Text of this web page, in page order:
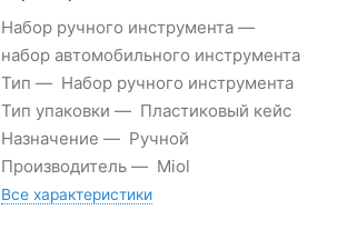
Набор ручного инструмента
набор автомобильного инструмента
Тип
Набор ручного инструмента
Тип упаковки
Пластиковый кейс
Назначение
Ручной
Производитель
Miol
Все характеристики